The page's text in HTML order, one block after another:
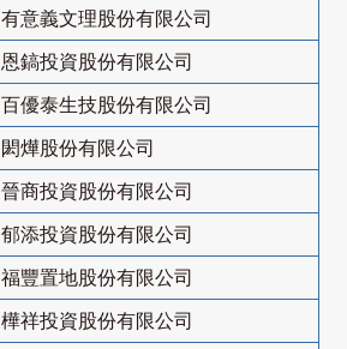
有意義文理股份有限公司
恩鎬投資股份有限公司
百優泰生技股份有限公司
閎燁股份有限公司
晉商投資股份有限公司
郁添投資股份有限公司
福豐置地股份有限公司
樺祥投資股份有限公司